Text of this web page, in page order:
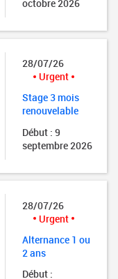
octobre 2026
28/07/26
Urgent
Stage 3 mois
renouvelable
Début : 9
septembre 2026
28/07/26
Urgent
Alternance 1 ou
2 ans
Début :